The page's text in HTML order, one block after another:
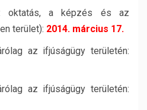
oktatás, a képzés és az
terület): 2014. március 17.
az ifjúságügy területén:
az ifjúságügy területén: